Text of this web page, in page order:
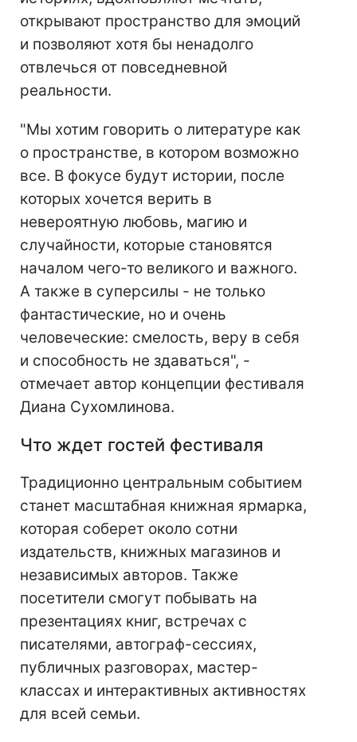
открывают пространство для эмоций
и позволяют хотя бы ненадолго
отвлечься от повседневной
реальности.
"Мы хотим говорить о литературе как
о пространстве, в котором возможно
все. В фокусе будут истории, после
которых хочется верить в
невероятную любовь, магию и
случайности, которые становятся
началом чего-то великого и важного.
А также в суперсилы - не только
фантастические, но и очень
человеческие: смелость, веру в себя
и способность не здаваться", -
отмечает автор концепции фестиваля
Диана Сухомлинова.
Что ждет гостей фестиваля
Традиционно центральным событием
станет масштабная книжная ярмарка,
которая соберет около сотни
издательств, книжных магазинов и
независимых авторов. Также
посетители смогут побывать на
презентациях книг, встречах с
писателями, автограф-сессиях,
публичных разговорах, мастер-
классах и интерактивных активностях
для всей семьи.